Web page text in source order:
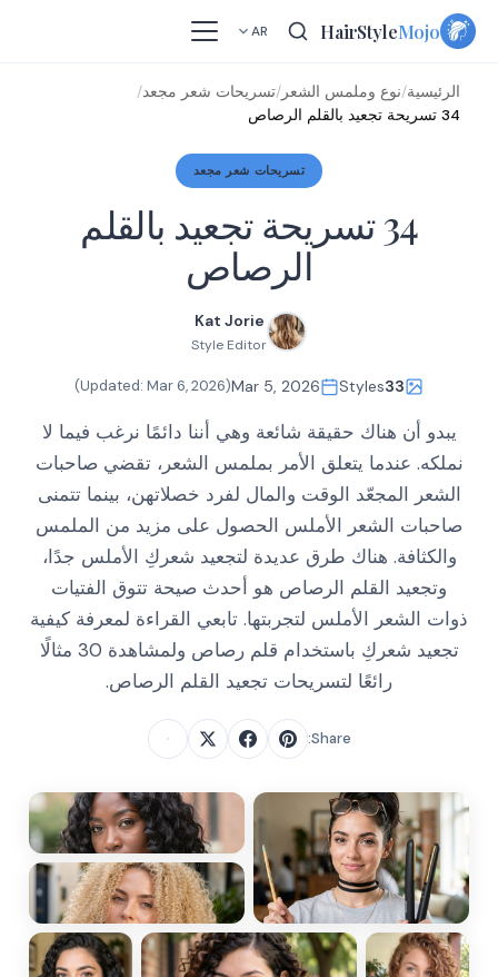
Skip
HairStyleMojo
AR
الرئيسية/نوع وملمس الشعر /تسريحات شعر مجعد/
34 تسريحة تجعيد بالقلم الرصاص
تسريحات شعر مجعد
34 تسريحة تجعيد بالقلم
الرصاص
Kat Jorie
Style Editor
33
Styles
Mar 5, 2026
(Updated:
Mar 6, 2026
)
يبدو أن هناك حقيقة شائعة وهي أننا دائمًا نرغب فيما لا
نملكه. عندما يتعلق الأمر بملمس الشعر، تقضي صاحبات
الشعر المجعّد الوقت والمال لفرد خصلاتهن، بينما تتمنى
صاحبات الشعر الأملس الحصول على مزيد من الملمس
والكثافة. هناك طرق عديدة لتجعيد شعركِ الأملس جدًا،
وتجعيد القلم الرصاص هو أحدث صيحة تتوق الفتيات
ذوات الشعر الأملس لتجربتها. تابعي القراءة لمعرفة كيفية
تجعيد شعركِ باستخدام قلم رصاص ولمشاهدة 30 مثالًا
رائعًا لتسريحات تجعيد القلم الرصاص.
Share: